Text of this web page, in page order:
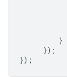
}
});
});